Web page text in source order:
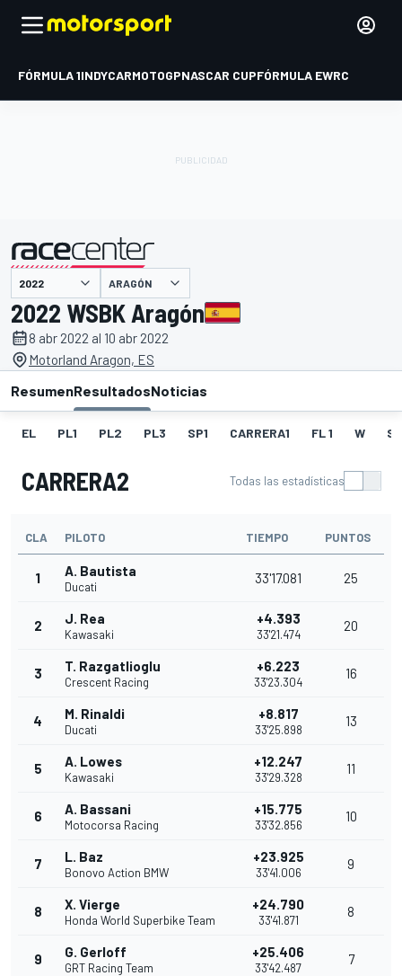
FÓRMULA 1INDYCARMOTOGPNASCAR CUPFÓRMULA EWRC
presentado por ARAGÓN
2022 WSBK Aragón
8 abr 2022 al 10 abr 2022
Motorland Aragon, ES
ResumenResultadosNoticias
EL PL1 PL2 PL3 SP1 CARRERA1 FL 1 W
CARRERA2 Todas las estadísticas
CLA PILOTO TIEMPO PUNTOS
1 A. Bautista
Ducati
33'17.081 25
2 J. Rea
Kawasaki
+4.393
33'21.474
20
3 T. Razgatlioglu
Crescent Racing
+6.223
33'23.304
16
4 M. Rinaldi
Ducati
+8.817
33'25.898
13
5 A. Lowes
Kawasaki
+12.247
33'29.328
11
6 A. Bassani
Motocorsa Racing
+15.775
33'32.856
10
7 L. Baz
Bonovo Action BMW
+23.925
33'41.006
9
8 X. Vierge
Honda World Superbike Team
+24.790
33'41.871
8
9 G. Gerloff
GRT Racing Team
+25.406
33'42.487
7